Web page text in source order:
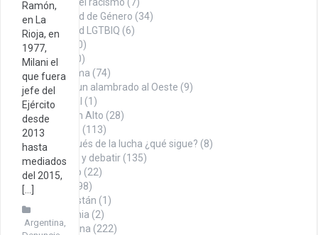
Ramón,
en La
Rioja, en
1977,
Milani el
que fuera
jefe del
Ejército
desde
2013
hasta
mediados
del 2015,
[…]
Argentina,
Igualdad de Género (34)
Igualdad LGTBIQ (6)
Noticias
(100)
Opinión
(260)
Con firma (74)
Desde un alambrado al Oeste (9)
Editorial
(1)
Puño en Alto (28)
(113)
Y después de la lucha ¿qué sigue? (8)
Para pensar y debatir (135)
Sindicalismo (22)
Territorio
(498)
Afganistán (1)
Alemania (2)
Argentina (222)